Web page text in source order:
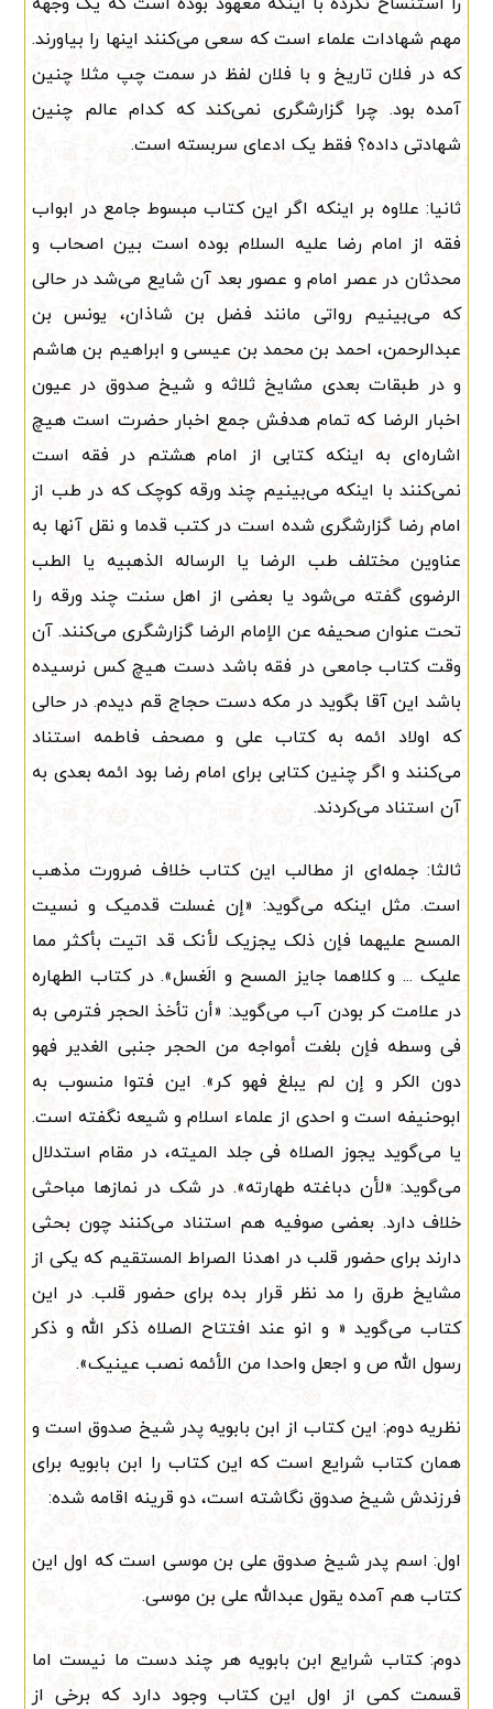
مهم شهادات علماء است که سعی می‌کنند اینها را بیاورند.
که در فلان تاریخ و با فلان لفظ در سمت چپ مثلا چنین
آمده بود. چرا گزارشگری نمی‌کند که کدام عالم چنین
شهادتی داده؟ فقط یک ادعای سربسته است.
ثانیا: علاوه بر اینکه اگر این کتاب مبسوط جامع در ابواب
فقه از امام رضا علیه السلام بوده است بین اصحاب و
محدثان در عصر امام و عصور بعد آن شایع می‌شد در حالی
که می‌بینیم رواتی مانند فضل بن شاذان، یونس بن
عبدالرحمن، احمد بن محمد بن عیسی و ابراهیم بن هاشم
و در طبقات بعدی مشایخ ثلاثه و شیخ صدوق در عیون
اخبار الرضا که تمام هدفش جمع اخبار حضرت است هیچ
اشاره‌ای به اینکه کتابی از امام هشتم در فقه است
نمی‌کنند با اینکه می‌بینیم چند ورقه کوچک که در طب از
امام رضا گزارشگری شده است در کتب قدما و نقل آنها به
عناوین مختلف طب الرضا یا الرساله الذهبیه یا الطب
الرضوی گفته می‌شود یا بعضی از اهل سنت چند ورقه را
تحت عنوان صحیفه عن الإمام الرضا گزارشگری می‌کنند. آن
وقت کتاب جامعی در فقه باشد دست هیچ کس نرسیده
باشد این آقا بگوید در مکه دست حجاج قم دیدم. در حالی
که اولاد ائمه به کتاب علی و مصحف فاطمه استناد
می‌کنند و اگر چنین کتابی برای امام رضا بود ائمه بعدی به
آن استناد می‌کردند.
ثالثا: جمله‌ای از مطالب این کتاب خلاف ضرورت مذهب
است. مثل اینکه می‌گوید: «إن غسلت قدمیک و نسیت
المسح علیهما فإن ذلک یجزیک لأنک قد اتیت بأکثر مما
علیک ... و کلاهما جایز المسح و الَغسل». در کتاب الطهاره
در علامت کر بودن آب می‌گوید: «أن تأخذ الحجر فترمی به
فی وسطه فإن بلغت أمواجه من الحجر جنبی الغدیر فهو
دون الکر و إن لم یبلغ فهو کر». این فتوا منسوب به
ابوحنیفه است و احدی از علماء اسلام و شیعه نگفته است.
یا می‌گوید یجوز الصلاه فی جلد المیته، در مقام استدلال
می‌گوید: «لأن دباغته طهارته». در شک در نمازها مباحثی
خلاف دارد. بعضی صوفیه هم استناد می‌کنند چون بحثی
دارند برای حضور قلب در اهدنا الصراط المستقیم که یکی از
مشایخ طرق را مد نظر قرار بده برای حضور قلب. در این
کتاب می‌گوید « و انو عند افتتاح الصلاه ذکر الله و ذکر
رسول الله ص و اجعل واحدا من الأئمه نصب عینیک».
نظریه دوم: این کتاب از ابن بابویه پدر شیخ صدوق است و
همان کتاب شرایع است که این کتاب را ابن بابویه برای
فرزندش شیخ صدوق نگاشته است، دو قرینه اقامه شده:
اول: اسم پدر شیخ صدوق علی بن موسی است که اول این
کتاب هم آمده یقول عبدالله علی بن موسی.
دوم: کتاب شرایع ابن بابویه هر چند دست ما نیست اما
قسمت کمی از اول این کتاب وجود دارد که برخی از